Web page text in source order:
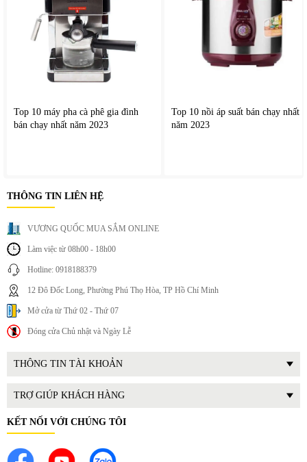
Top 10 máy pha cà phê gia đình
bán chạy nhất năm 2023
Top 10 nồi áp suất bán chạy nhất
năm 2023
THÔNG TIN LIÊN HỆ
VƯƠNG QUỐC MUA SẮM ONLINE
Làm việc từ 08h00 - 18h00
Hotline: 0918188379
12 Đô Đốc Long, Phường Phú Thọ Hòa, TP Hồ Chí Minh
Mở cửa từ Thứ 02 - Thứ 07
Đóng cửa Chủ nhật và Ngày Lễ
THÔNG TIN TÀI KHOẢN
TRỢ GIÚP KHÁCH HÀNG
KẾT NỐI VỚI CHÚNG TÔI